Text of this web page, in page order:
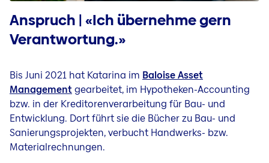
Anspruch | «Ich übernehme gern
Verantwortung.»
Bis Juni 2021 hat Katarina im Baloise Asset
Managementgearbeitet, im Hypotheken-Accounting
bzw. in der Kreditorenverarbeitung für Bau- und
Entwicklung. Dort führt sie die Bücher zu Bau- und
Sanierungsprojekten, verbucht Handwerks- bzw.
Materialrechnungen.